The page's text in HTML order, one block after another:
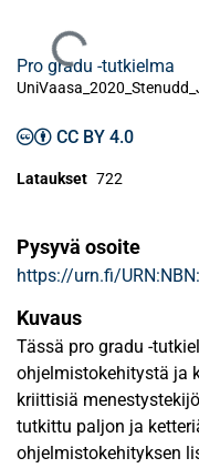
Ladataan...
Pro gradu -tutkielma
CC BY 4.0
Lataukset 722
Pysyvä osoite
https://urn.fi/
Kuvaus
Tässä pro gradu -
ohjelmistokehitystä ja
kriittisiä
tutkittu paljon ja
ohjelmistokehityksen